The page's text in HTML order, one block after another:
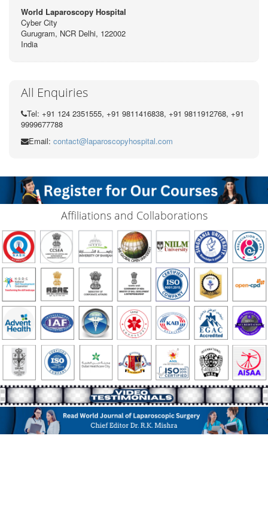
World Laparoscopy Hospital
Cyber City
Gurugram, NCR Delhi, 122002
India
All Enquiries
Tel: +91 124 2351555, +91 9811416838, +91 9811912768, +91
9999677788
Email: contact@laparoscopyhospital.com
Affiliations and Collaborations